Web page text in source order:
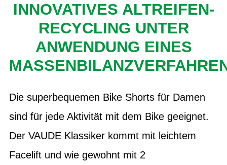
INNOVATIVES ALTREIFEN-
RECYCLING UNTER
ANWENDUNG EINES
Die superbequemen Bike Shorts für Damen
sind für jede Aktivität mit dem Bike geeignet.
Der VAUDE Klassiker kommt mit leichtem
Facelift und wie gewohnt mit 2